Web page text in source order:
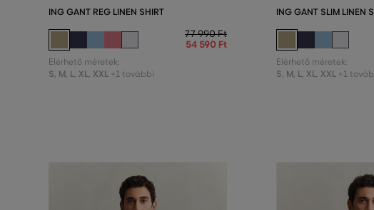
ING GANT REG LINEN SHIRT
77 990 Ft
54 590 Ft
Elérhető méretek:
S, M, L, XL, XXL +1 további
ING GANT SLIM LINEN
Elérhető méretek:
S, M, L, XL, XXL +1